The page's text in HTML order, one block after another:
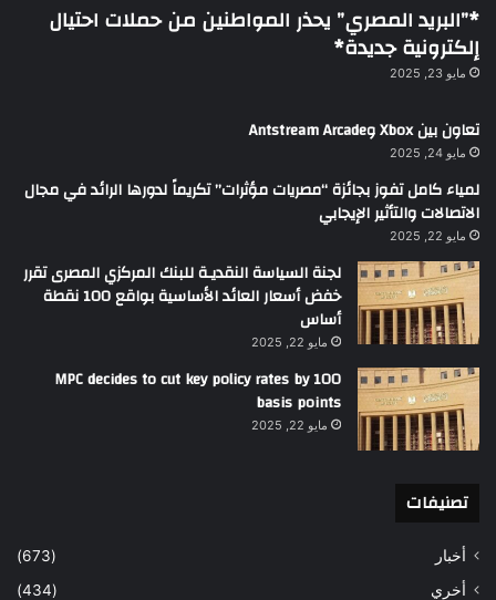
*”البريد المصري” يحذر المواطنين من حملات احتيال
إلكترونية جديدة*
مايو 23, 2025
تعاون بين Xbox وAntstream Arcade
مايو 24, 2025
لمياء كامل تفوز بجائزة “مصريات مؤثرات” تكريماً لدورها الرائد في مجال
الاتصالات والتأثير الإيجابي
مايو 22, 2025
لجنة السياسة النقديـة للبنك المركزي المصرى تقرر
خفض أسعار العائد الأساسية بواقع 100 نقطة
أساس
مايو 22, 2025
MPC decides to cut key policy rates by 100
basis points
مايو 22, 2025
تصنيفات
أخبار
(673)
أخري
(434)